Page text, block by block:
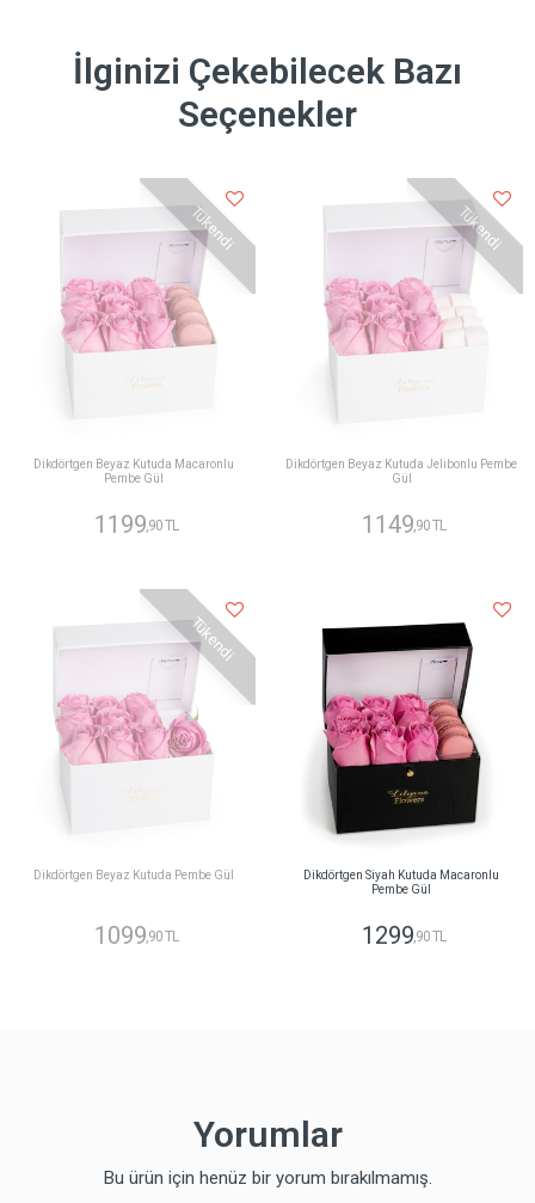
İlginizi Çekebilecek Bazı
Seçenekler
Tükendi
Dikdörtgen Beyaz Kutuda Macaronlu
Pembe Gül
1199,90 TL
Tükendi
Dikdörtgen Beyaz Kutuda Jelibonlu Pembe
Gül
1149,90 TL
Tükendi
Dikdörtgen Beyaz Kutuda Pembe Gül
1099,90 TL
Dikdörtgen Siyah Kutuda Macaronlu
Pembe Gül
1299,90 TL
Yorumlar
Bu ürün için henüz bir yorum bırakılmamış.